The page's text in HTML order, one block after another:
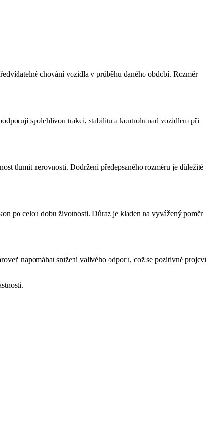
chování vozidla v průběhu daného období. Rozměr
spolehlivou trakci, stabilitu a kontrolu nad vozidlem při
tlumit nerovnosti. Dodržení předepsaného rozměru je důležité
po celou dobu životnosti. Důraz je kladen na vyvážený poměr
napomáhat snížení valivého odporu, což se pozitivně projeví